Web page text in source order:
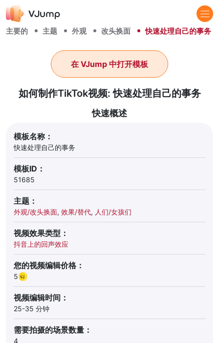
主要的 主题 外观 改头换面 快速处理自己的事务
如何制作TikTok视频: 快速处理自己的事务
在 VJump 中打开模板
快速概述
模板名称：
快速处理自己的事务
模板ID：
51685
主题：
外观/改头换面, 效果/替代, 人们/女孩们
视频效果类型：
抖音上的回声效应
您的视频编辑价格：
5
视频编辑时间：
25-35 分钟
需要拍摄的场景数量：
4